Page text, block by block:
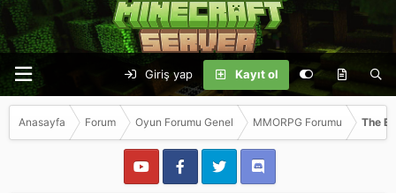
Giriş yap Kayıt ol
Anasayfa Forum Oyun Forumu Genel MMORPG Forumu The